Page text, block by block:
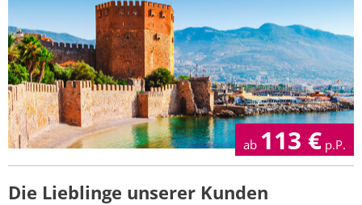
ab 113 € p.P.
Die Lieblinge unserer Kunden